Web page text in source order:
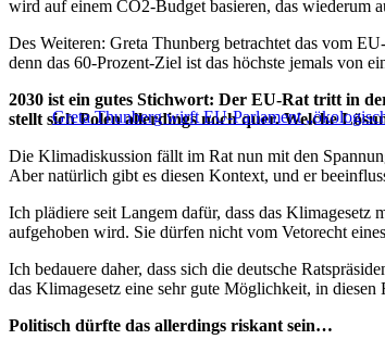
wird auf einem CO2-Budget basieren, das wiederum
Des Weiteren: Greta Thunberg betrachtet das vom
denn das 60-Prozent-Ziel ist das höchste jemals von
Greta Thunberg wirft EU-Parlament
2030 ist ein gutes Stichwort: Der EU-Rat tritt in
stellt sich Polen allerdings noch quer. Welche
Die Klimadiskussion fällt im Rat nun mit den
Aber natürlich gibt es diesen Kontext, und er
Ich plädiere seit Langem dafür, dass das
aufgehoben wird. Sie dürfen nicht vom Vetorecht
Ich bedauere daher, dass sich die deutsche
das Klimagesetz eine sehr gute Möglichkeit, in
Politisch dürfte das allerdings riskant sein…